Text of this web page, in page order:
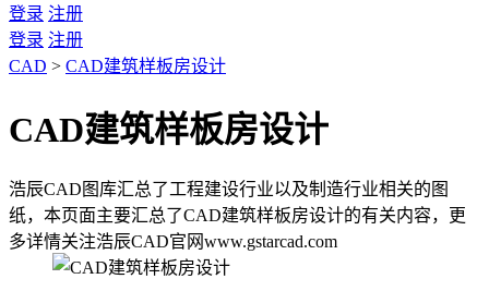
登录 注册
登录 注册
CAD > CAD建筑样板房设计
CAD建筑样板房设计
浩辰CAD图库汇总了工程建设行业以及制造行业相关的图
纸，本页面主要汇总了CAD建筑样板房设计的有关内容，更
多详情关注浩辰CAD官网www.gstarcad.com